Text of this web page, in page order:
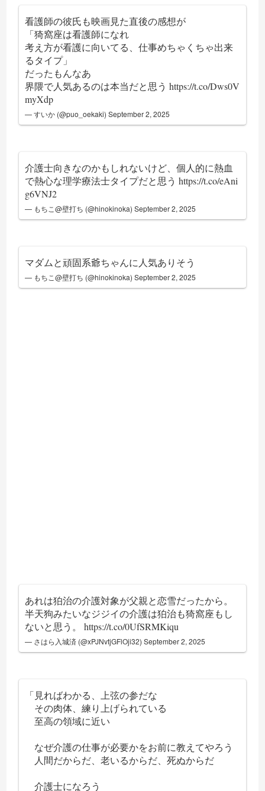
看護師の彼氏も映画見た直後の感想が
「猗窩座は看護師になれ
考え方が看護に向いてる、仕事めちゃくちゃ出来
るタイプ」
だったもんなあ
界隈で人気あるのは本当だと思うhttps://t.co/Dws0V
myXdp
— すいか (@puo_oekaki)September 2, 2025
介護士向きなのかもしれないけど、個人的に熱血
で熱心な理学療法士タイプだと思うhttps://t.co/eAni
g6VNJ2
— もちこ@壁打ち (@hinokinoka)September 2, 2025
マダムと頑固系爺ちゃんに人気ありそう
— もちこ@壁打ち (@hinokinoka)September 2, 2025
あれは狛治の介護対象が父親と恋雪だったから。
半天狗みたいなジジイの介護は狛治も猗窩座もし
ないと思う。https://t.co/0UfSRMKiqu
— さはら入城済 (@xPJNvtjGFlOji32)September 2, 2025
「見ればわかる、上弦の参だな
その肉体、練り上げられている
至高の領域に近い
なぜ介護の仕事が必要かをお前に教えてやろう
人間だからだ、老いるからだ、死ぬからだ
介護士になろう